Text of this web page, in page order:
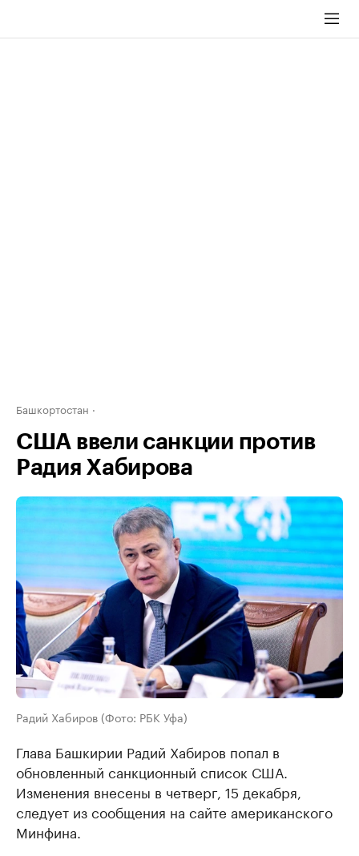
Башкортостан
США ввели санкции против
Радия Хабирова
Радий Хабиров (Фото: РБК Уфа)
Глава Башкирии Радий Хабиров попал в
обновленный санкционный список США.
Изменения внесены в четверг, 15 декабря,
следует из сообщения на сайте американского
Минфина.